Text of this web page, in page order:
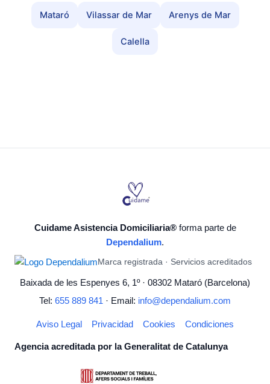
Mataró Vilassar de Mar Arenys de Mar
Calella
Cuidame Asistencia Domiciliaria®forma parte de
Dependalium.
Marca registrada · Servicios acreditados
Baixada de les Espenyes 6, 1º · 08302 Mataró (Barcelona)
Tel: 655 889 841 · Email: info@dependalium.com
Aviso Legal Privacidad Cookies Condiciones
Agencia acreditada por la Generalitat de Catalunya